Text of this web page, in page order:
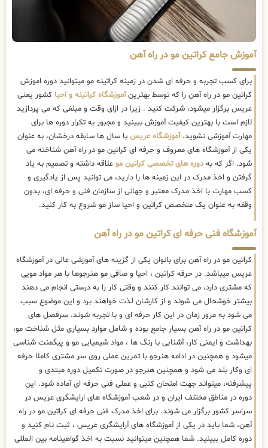
آموزش جامع کراتین مو در راه آهن
برای کسب تجربه و حرفه ای شدن در زمینه کراتینه مو میتوانید دوره اموزش
کراتین مو در راه آهن را که توسط بهترینآموزشگاه کراتینه و احیا کشور یعنی
عریس برگزار میشود، شرکت کنید . زیرا در ازای وقت و مبلغی که می پردازید
لازم است با بهترین کیفیت آموزش ببینید و مجبور به تکرار دوره ها برای
مهارت آموزشی نشوید.آموزشگاه عریس با سال ها سابقه درخشان، به عنوان
یکی از آموزشگاه های معروف و حرفه ای کراتین مو در راه آهن شناخته می
شود. اگر که بهدوره های تخصصی کراتین مو علاقه داشته و تصمیم به یاد
گرفتن و اخذ مدرک در این زمینه ها را دارید، می توانید پس از یادگیری و
کسب مهارت با اخذ مدرک معتبر و جهانی از سازمان فنی و حرفه ای، بدون
وقفه به عنوان یک متخصص کراتین و احیا ساز مو شروع به کار کنید.
آموزشگاه فنی حرفه ای کراتین مو در راه آهن
کراتین مو در راه آهن برای بانوان یکی از گزینه های آموزشی عالی در آموزشگاه
عریس میباشد. در حرفه کراتین ، احیا و صافی مو هنرجوها با هر مواد مویی
که مشتری دارد، می توانند کار کنند و وقتی کار را به درستی انجام می دهند
بیشتر خوشحال می شوند و از کارشان لذت خواهند برد و این موضوع سبب
می شود به مرور زمان در این کار حرفه ای و با تجربه شوند. سرفصل های
کراتین مو در راه آهن بسیار جامع بوده و شامل موارد بسیاری مثل شناخت مو،
بهداشت و ایمنی کار، آشنایی با رنگ ها ، مواد شیمیایی مو و پیگمنت شناسی
میشود و همچنین در ادامه هنرجو با تمرین عملی روی سر مشتری کاملا حرفه
ای وکار بلد می شود و همچنین هنرجو در صورت تکمیل دوره مبتدی و
پیشرفته، میتواند جهت امتحان کتبی و عملی فنی حرفه ای آماده شود. این
دوره در مناطق مختلف ایران و در شعب آموزشگاه های ارایشگری عریس در
سراسر کشور برگزار می شوند. برای اخذ مدرک فنی حرفه ای کراتین مو در راه
آهن، شما باید در یکی از آموزشگاه های آرایشگری عریس ، ثبت نام کنید و
دوره کامل ببینید. شما همچنین میتوانید نسبت به اخذ گواهینامه بین المللی